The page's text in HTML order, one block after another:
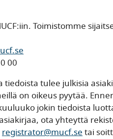
Toimistomme
00
tiedoista tulee julkisia
on oikeus pyytää.
jokin tiedoista
ota yhteyttä
registrator@mucf.setai